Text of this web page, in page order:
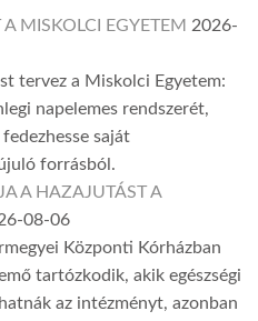
MISKOLCI EGYETEM 2026-
tervez a Miskolci Egyetem:
napelemes rendszerét,
saját
forrásból.
A HAZAJUTÁST A
08-06
Központi Kórházban
tartózkodik, akik egészségi
az intézményt, azonban